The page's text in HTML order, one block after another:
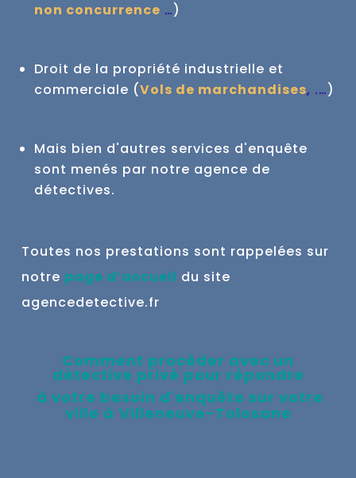
non concurrence …)
Droit de la propriété industrielle et
commerciale (Vols de marchandises, .…)
Mais bien d'autres services d'enquête
sont menés par notre agence de
détectives.
Toutes nos prestations sont rappelées sur
notre page d’accueil du site
agencedetective.fr
Comment procéder avec un
détective privé pour répondre
à votre besoin d'enquête sur votre
ville à Villeneuve-Tolosane